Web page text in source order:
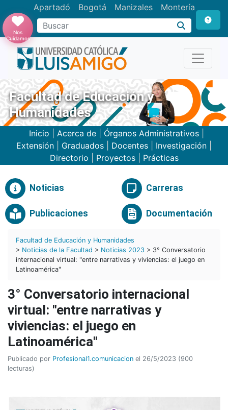
Apartadó Bogotá Manizales Montería
Buscar
Nos
Cuidamos
Facultad de Educación y
Humanidades
Inicio Acerca de Órganos Administrativos
Extensión
Graduados Docentes Investigación
Directorio
Proyectos| Prácticas
Noticias Carreras
Publicaciones Documentación
Facultad de Educación y Humanidades
> Noticias de la Facultad > Noticias 2023 > 3° Conversatorio
internacional virtual: "entre narrativas y viviencias: el juego en
Latinoamérica"
3° Conversatorio internacional
virtual: "entre narrativas y
viviencias: el juego en
Latinoamérica"
Publicado por Profesional1.comunicacion el 26/5/2023 (900
lecturas)